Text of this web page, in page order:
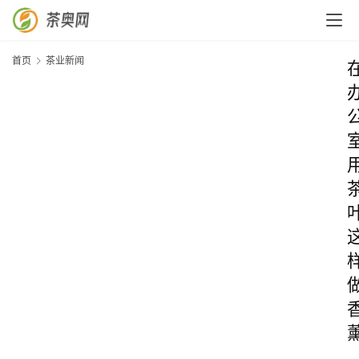
首页 茶业新闻